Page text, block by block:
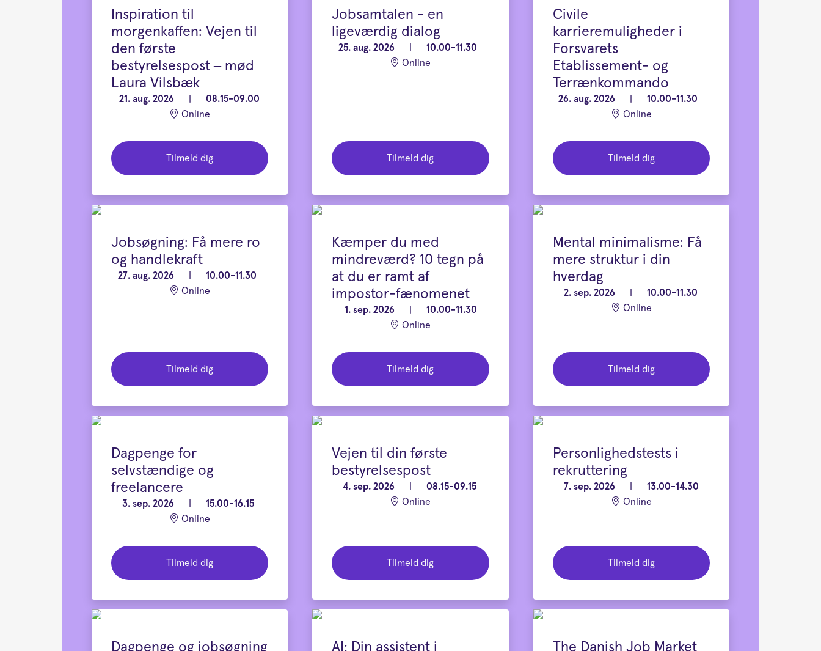
Inspiration til
morgenkaffen: Vejen til
den første
bestyrelsespost – mød
Laura Vilsbæk
21. aug. 2026
08.15-09.00
Online
Tilmeld dig
Jobsamtalen - en
ligeværdig dialog
25. aug. 2026
10.00-11.30
Online
Tilmeld dig
Civile
karrieremuligheder i
Forsvarets
Etablissement- og
Terrænkommando
26. aug. 2026
10.00-11.30
Online
Tilmeld dig
Jobsøgning: Få mere ro
og handlekraft
27. aug. 2026
10.00-11.30
Online
Tilmeld dig
Kæmper du med
mindreværd? 10 tegn på
at du er ramt af
impostor-fænomenet
1. sep. 2026
10.00-11.30
Online
Tilmeld dig
Mental minimalisme: Få
mere struktur i din
hverdag
2. sep. 2026
10.00-11.30
Online
Tilmeld dig
Dagpenge for
selvstændige og
freelancere
3. sep. 2026
15.00-16.15
Online
Tilmeld dig
Vejen til din første
bestyrelsespost
4. sep. 2026
08.15-09.15
Online
Tilmeld dig
Personlighedstests i
rekruttering
7. sep. 2026
13.00-14.30
Online
Tilmeld dig
Dagpenge og jobsøgning AI: Din assistent i The Danish Job Market